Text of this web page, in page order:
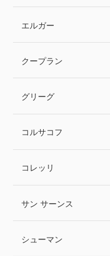
エルガー
クープラン
グリーグ
コルサコフ
コレッリ
サン サーンス
シューマン